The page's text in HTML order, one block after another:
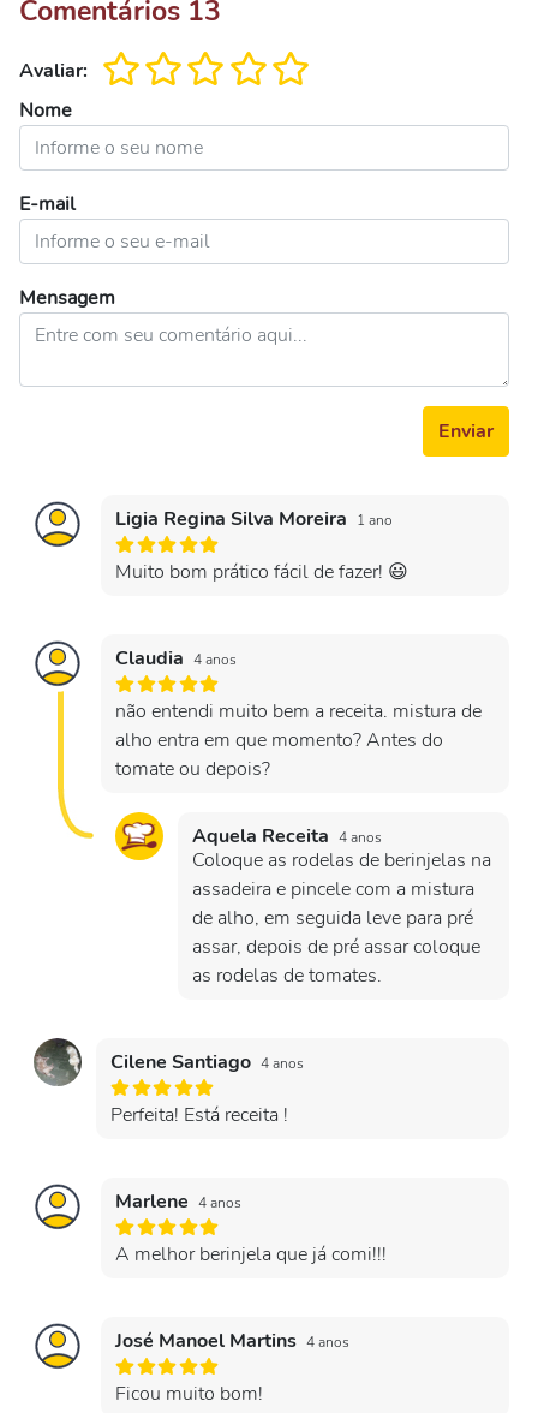
Comentários 13
Avaliar:
Nome
E-mail
Mensagem
Enviar
Ligia Regina Silva Moreira 1 ano
Muito bom prático fácil de fazer! 😃
Claudia 4 anos
não entendi muito bem a receita. mistura de
alho entra em que momento? Antes do
tomate ou depois?
Aquela Receita 4 anos
Coloque as rodelas de berinjelas na
assadeira e pincele com a mistura
de alho, em seguida leve para pré
assar, depois de pré assar coloque
as rodelas de tomates.
Cilene Santiago 4 anos
Perfeita! Está receita !
Marlene 4 anos
A melhor berinjela que já comi!!!
José Manoel Martins 4 anos
Ficou muito bom!